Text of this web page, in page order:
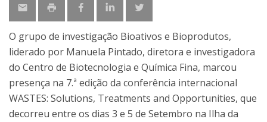
O grupo de investigação Bioativos e Bioprodutos,
liderado por Manuela Pintado, diretora e investigadora
do Centro de Biotecnologia e Química Fina, marcou
presença na 7.ª edição da conferência internacional
WASTES: Solutions, Treatments and Opportunities, que
decorreu entre os dias 3 e 5 de Setembro na Ilha da